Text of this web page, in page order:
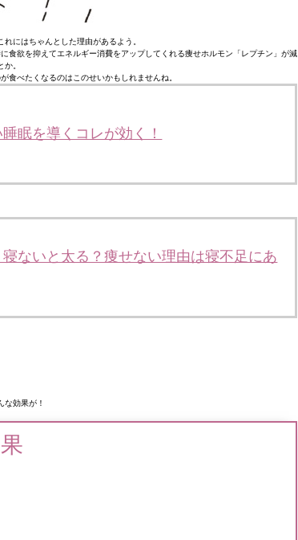
にはちゃんとした理由があるよう。
食欲を抑えてエネルギー消費をアップしてくれる痩せホルモン「レプチン」が減
か。
食べたくなるのはこのせいかもしれませんね。
眠を導くコレが効く！
ないと太る？痩せない理由は寝不足にあ
な効果が！